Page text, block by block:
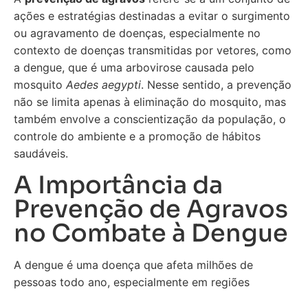
ações e estratégias destinadas a evitar o surgimento
ou agravamento de doenças, especialmente no
contexto de doenças transmitidas por vetores, como
a dengue, que é uma arbovirose causada pelo
mosquito Aedes aegypti. Nesse sentido, a prevenção
não se limita apenas à eliminação do mosquito, mas
também envolve a conscientização da população, o
controle do ambiente e a promoção de hábitos
saudáveis.
A Importância da
Prevenção de Agravos
no Combate à Dengue
A dengue é uma doença que afeta milhões de
pessoas todo ano, especialmente em regiões